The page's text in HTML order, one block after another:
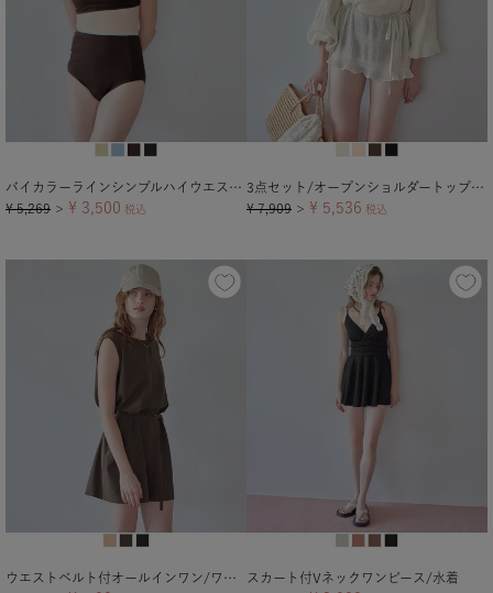
バイカラーラインシンプルハイウエストビキニ/水着【メール便可／100】
¥ 5,269 ＞ ¥ 3,500 税込
3点セット/オープンショルダートップス×ビキニ/水着
¥ 7,909 ＞ ¥ 5,536 税込
ウエストベルト付オールインワン/ワンピース水着
スカート付Vネックワンピース/水着